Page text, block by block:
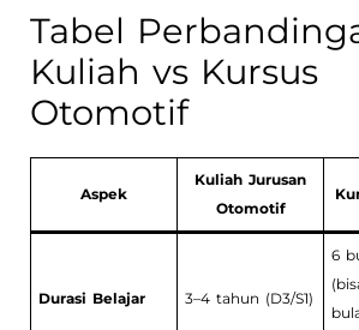
Tabel
Kuliah vs Kursus
Otomotif
Aspek
Kuliah Jurusan
Otomotif
Durasi Belajar 3–4 tahun (D3/S1)
6